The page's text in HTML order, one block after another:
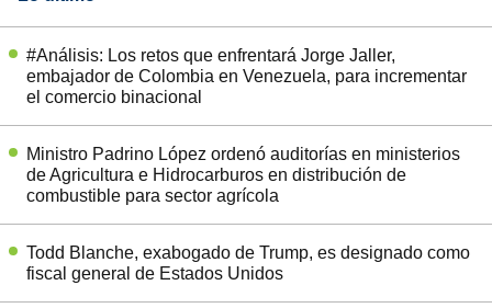
#Análisis: Los retos que enfrentará Jorge Jaller,
embajador de Colombia en Venezuela, para incrementar
el comercio binacional
Ministro Padrino López ordenó auditorías en ministerios
de Agricultura e Hidrocarburos en distribución de
combustible para sector agrícola
Todd Blanche, exabogado de Trump, es designado como
fiscal general de Estados Unidos